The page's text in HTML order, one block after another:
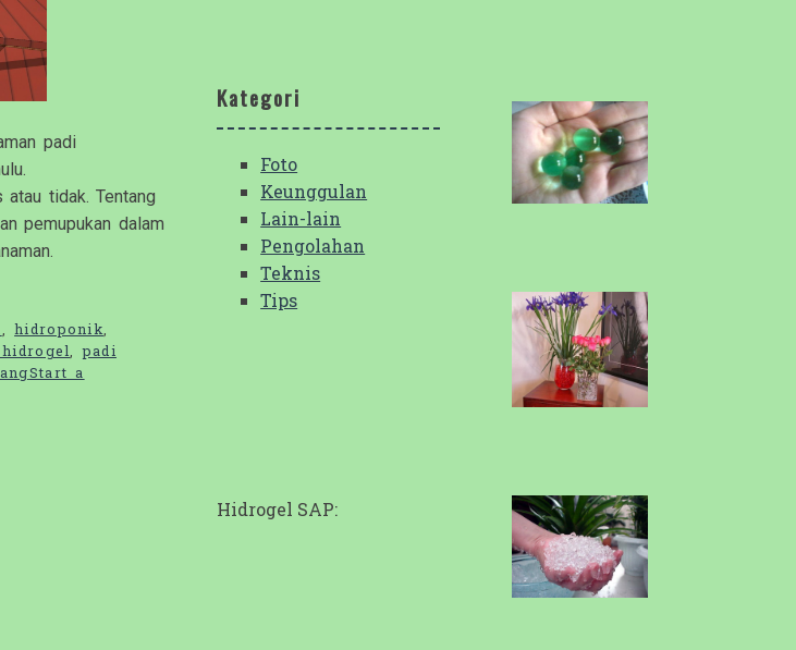
padi
tidak. Tentang
pemupukan dalam
,hidroponik
,padi
Start a
Kategori
Foto
Keunggulan
Lain-lain
Pengolahan
Teknis
Tips
Hidrogel SAP: